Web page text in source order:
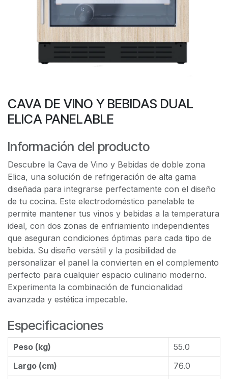
CAVA DE VINO Y BEBIDAS DUAL
ELICA PANELABLE
Información del producto
Descubre la Cava de Vino y Bebidas de doble zona
Elica, una solución de refrigeración de alta gama
diseñada para integrarse perfectamente con el diseño
de tu cocina. Este electrodoméstico panelable te
permite mantener tus vinos y bebidas a la temperatura
ideal, con dos zonas de enfriamiento independientes
que aseguran condiciones óptimas para cada tipo de
bebida. Su diseño versátil y la posibilidad de
personalizar el panel la convierten en el complemento
perfecto para cualquier espacio culinario moderno.
Experimenta la combinación de funcionalidad
avanzada y estética impecable.
Especificaciones
Peso (kg)
55.0
Largo (cm)
76.0